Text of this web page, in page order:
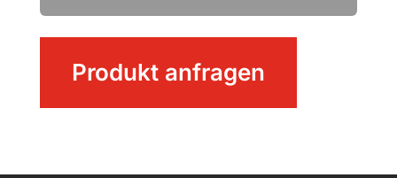
MengeProdukt anfragen